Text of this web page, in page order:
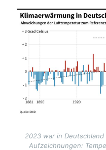
Image
2023 war in
Aufzeichnungen: